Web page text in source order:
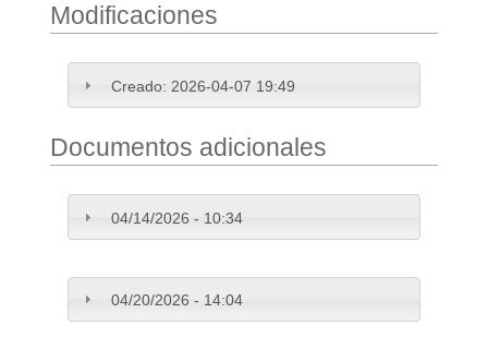
Modificaciones
Creado: 2026-04-07 19:49
Documentos adicionales
04/14/2026 - 10:34
04/20/2026 - 14:04